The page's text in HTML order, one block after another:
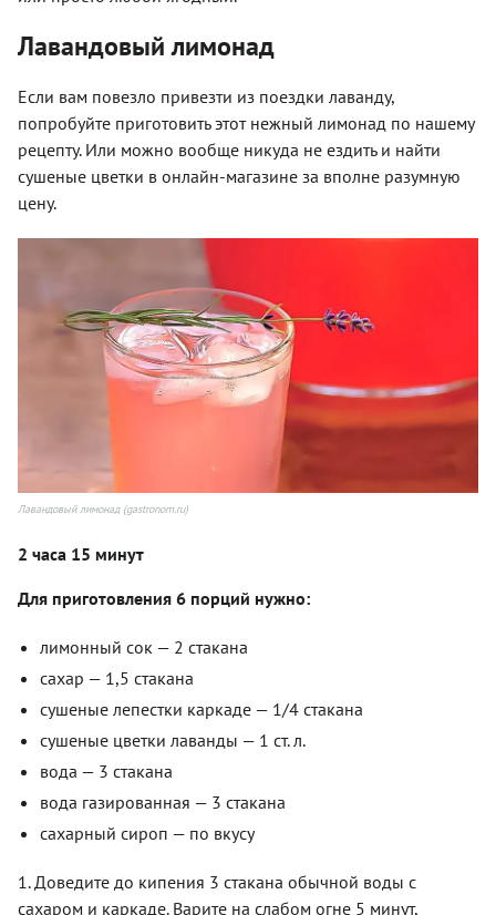
Лавандовый лимонад
Если вам повезло привезти из поездки лаванду,
попробуйте приготовить этот нежный лимонад по нашему
рецепту. Или можно вообще никуда не ездить и найти
сушеные цветки в онлайн-магазине за вполне разумную
цену.
Лавандовый лимонад (gastronom.ru)
2 часа 15 минут
Для приготовления 6 порций нужно:
лимонный сок — 2 стакана
сахар — 1,5 стакана
сушеные лепестки каркаде — 1/4 стакана
сушеные цветки лаванды — 1 ст. л.
вода — 3 стакана
вода газированная — 3 стакана
сахарный сироп — по вкусу
1. Доведите до кипения 3 стакана обычной воды с
сахаром и каркаде. Варите на слабом огне 5 минут,